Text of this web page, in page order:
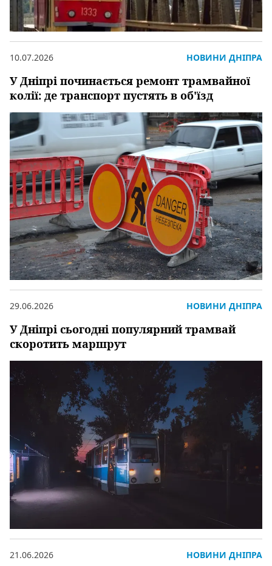
У Дніпрі починається ремонт трамвайної
колії: де транспорт пустять в об'їзд
10.07.2026 НОВИНИ ДНІПРА
У Дніпрі сьогодні популярний трамвай
скоротить маршрут
29.06.2026 НОВИНИ ДНІПРА
21.06.2026 НОВИНИ ДНІПРА